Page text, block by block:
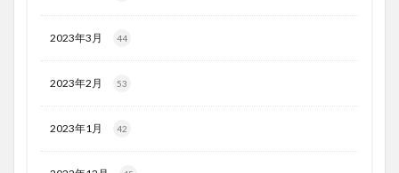
2023年3月 44
2023年2月 53
2023年1月 42